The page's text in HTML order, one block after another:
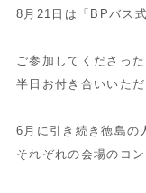
8月21日は「BPバス
ご参加してくださっ
半日お付き合いいた
6月に引き続き徳島の
それぞれの会場のコ